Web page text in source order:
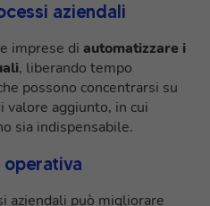
aziendali
imprese di automatizzare i
, liberando tempo
possono concentrarsi su
aggiunto, in cui
sia indispensabile.
aziendali può migliorare